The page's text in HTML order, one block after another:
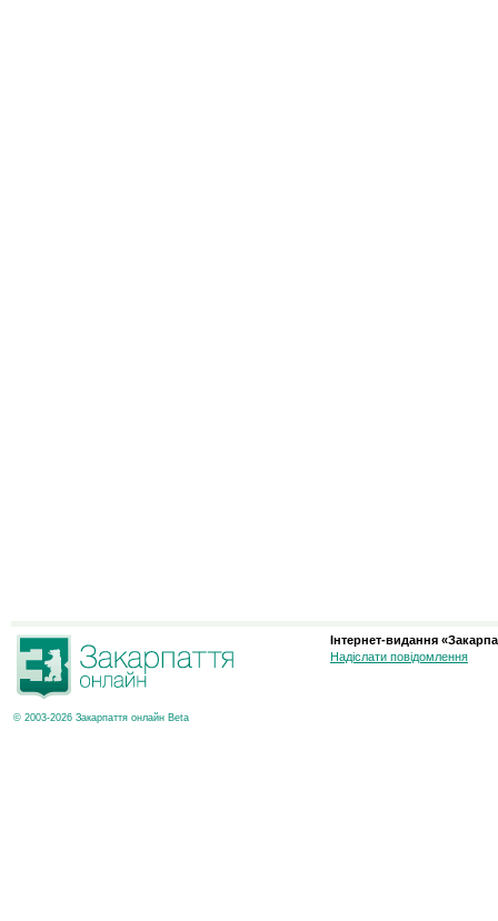
© 2003-2026 Закарпаття онлайн Beta
Інтернет-видання
Надіслати повідомлення